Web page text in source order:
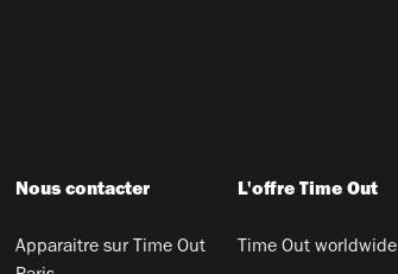
Nous contacter
Apparaitre sur Time Out
L'offre Time Out
Time Out worldwide